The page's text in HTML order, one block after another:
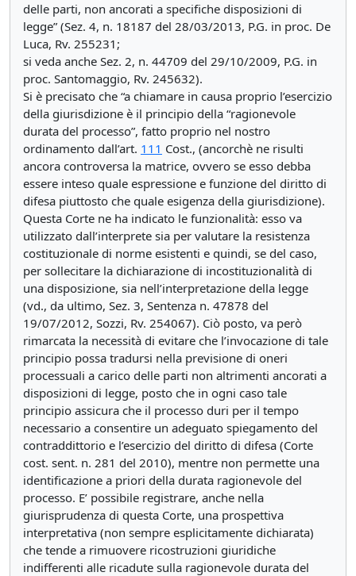
delle parti, non ancorati a specifiche disposizioni di
legge” (Sez. 4, n. 18187 del 28/03/2013, P.G. in proc. De
Luca, Rv. 255231;
si veda anche Sez. 2, n. 44709 del 29/10/2009, P.G. in
proc. Santomaggio, Rv. 245632).
Si è precisato che “a chiamare in causa proprio l’esercizio
della giurisdizione è il principio della “ragionevole
durata del processo”, fatto proprio nel nostro
ordinamento dall’art. 111 Cost., (ancorchè ne risulti
ancora controversa la matrice, ovvero se esso debba
essere inteso quale espressione e funzione del diritto di
difesa piuttosto che quale esigenza della giurisdizione).
Questa Corte ne ha indicato le funzionalità: esso va
utilizzato dall’interprete sia per valutare la resistenza
costituzionale di norme esistenti e quindi, se del caso,
per sollecitare la dichiarazione di incostituzionalità di
una disposizione, sia nell’interpretazione della legge
(vd., da ultimo, Sez. 3, Sentenza n. 47878 del
19/07/2012, Sozzi, Rv. 254067). Ciò posto, va però
rimarcata la necessità di evitare che l’invocazione di tale
principio possa tradursi nella previsione di oneri
processuali a carico delle parti non altrimenti ancorati a
disposizioni di legge, posto che in ogni caso tale
principio assicura che il processo duri per il tempo
necessario a consentire un adeguato spiegamento del
contraddittorio e l’esercizio del diritto di difesa (Corte
cost. sent. n. 281 del 2010), mentre non permette una
identificazione a priori della durata ragionevole del
processo. E’ possibile registrare, anche nella
giurisprudenza di questa Corte, una prospettiva
interpretativa (non sempre esplicitamente dichiarata)
che tende a rimuovere ricostruzioni giuridiche
indifferenti alle ricadute sulla ragionevole durata del